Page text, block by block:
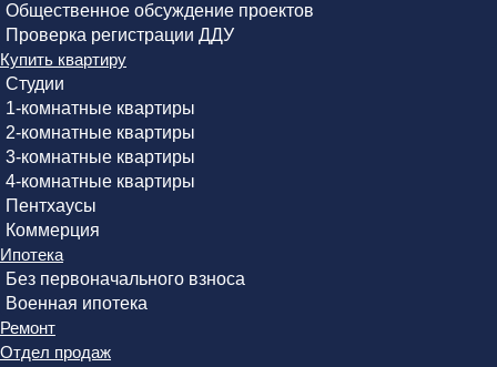
Общественное обсуждение проектов
Проверка регистрации ДДУ
Купить квартиру
Студии
1-комнатные квартиры
2-комнатные квартиры
3-комнатные квартиры
4-комнатные квартиры
Пентхаусы
Коммерция
Ипотека
Без первоначального взноса
Военная ипотека
Ремонт
Отдел продаж